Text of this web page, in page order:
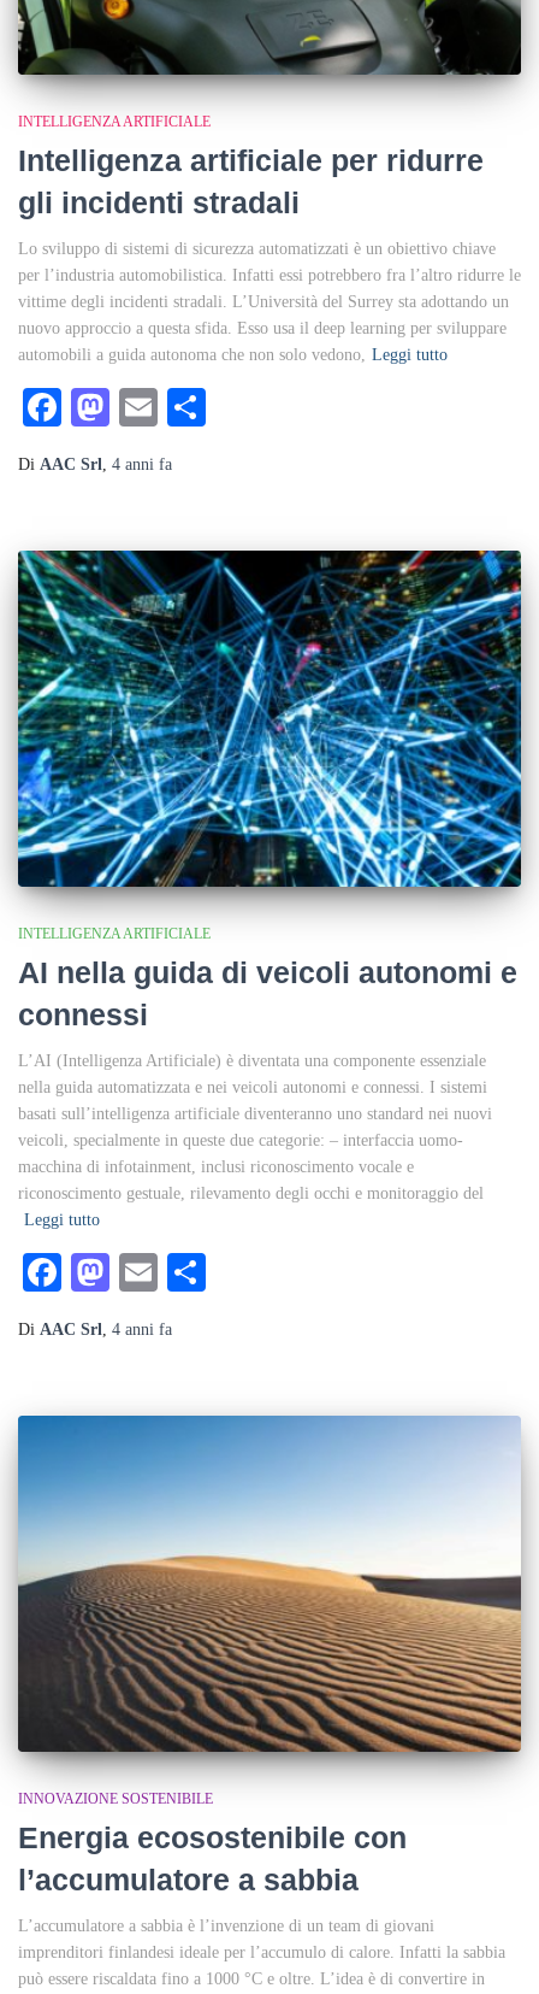
INTELLIGENZA ARTIFICIALE
Intelligenza artificiale per ridurre
gli incidenti stradali
Lo sviluppo di sistemi di sicurezza automatizzati è un obiettivo chiave
per l’industria automobilistica. Infatti essi potrebbero fra l’altro ridurre le
vittime degli incidenti stradali. L’Università del Surrey sta adottando un
nuovo approccio a questa sfida. Esso usa il deep learning per sviluppare
automobili a guida autonoma che non solo vedono, Leggi tutto
Facebook
Mastodon
Email
Di AAC Srl, 4 anni fa
INTELLIGENZA ARTIFICIALE
AI nella guida di veicoli autonomi e
connessi
L’AI (Intelligenza Artificiale) è diventata una componente essenziale
nella guida automatizzata e nei veicoli autonomi e connessi. I sistemi
basati sull’intelligenza artificiale diventeranno uno standard nei nuovi
veicoli, specialmente in queste due categorie: – interfaccia uomo-
macchina di infotainment, inclusi riconoscimento vocale e
riconoscimento gestuale, rilevamento degli occhi e monitoraggio del
Leggi tutto
Facebook
Mastodon
Email
Di AAC Srl 4 anni fa
INNOVAZIONE SOSTENIBILE
Energia ecosostenibile con
l’accumulatore a sabbia
L’accumulatore a sabbia è l’invenzione di un team di giovani
imprenditori finlandesi ideale per l’accumulo di calore. Infatti la sabbia
può essere riscaldata fino a 1000 °C e oltre. L’idea è di convertire in